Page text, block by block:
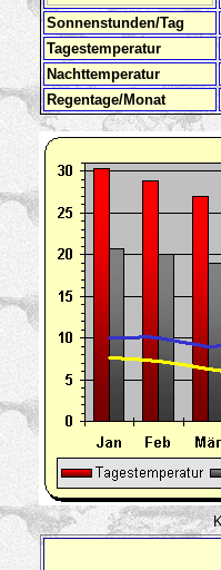
Sonnenstunden/Tag
Tagestemperatur
Nachttemperatur
Regentage/Monat